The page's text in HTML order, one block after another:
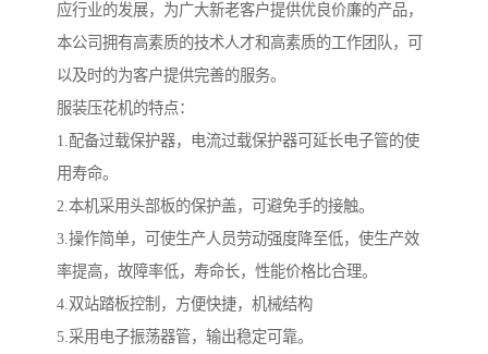
应行业的发展，为广大新老客户提供优良价廉的产品，
本公司拥有高素质的技术人才和高素质的工作团队，可
以及时的为客户提供完善的服务。
服装压花机的特点：
1.配备过载保护器，电流过载保护器可延长电子管的使
用寿命。
2.本机采用头部板的保护盖，可避免手的接触。
3.操作简单，可使生产人员劳动强度降至低，使生产效
率提高，故障率低，寿命长，性能价格比合理。
4.双站踏板控制，方便快捷，机械结构
5.采用电子振荡器管，输出稳定可靠。